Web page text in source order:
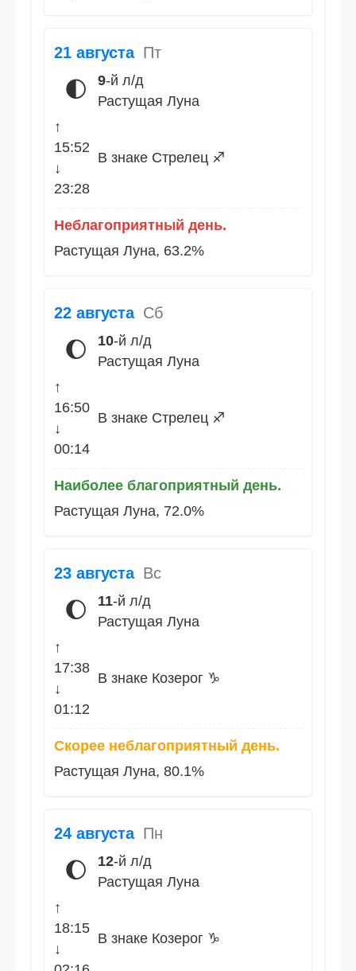
21 августа Пт
🌓 9-й л/д
Растущая Луна
↑
15:52
↓
23:28
В знаке Стрелец ♐
Неблагоприятный день.
Растущая Луна, 63.2%
22 августа Сб
🌔 10-й л/д
Растущая Луна
↑
16:50
↓
00:14
В знаке Стрелец ♐
Наиболее благоприятный день.
Растущая Луна, 72.0%
23 августа Вс
🌔 11-й л/д
Растущая Луна
↑
17:38
↓
01:12
В знаке Козерог ♑
Скорее неблагоприятный день.
Растущая Луна, 80.1%
24 августа Пн
🌔 12-й л/д
Растущая Луна
↑
18:15
↓
В знаке Козерог ♑